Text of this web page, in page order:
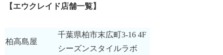
【エウクレイド店舗一覧】
柏高島屋
千葉県柏市末広町3-16 4F
シーズンスタイルラボ